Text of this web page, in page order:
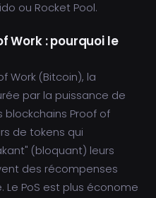
ou Rocket Pool.
Work : pourquoi le
Work (Bitcoin), la
par la puissance de
blockchains Proof of
de tokens qui
(bloquant) leurs
des récompenses
Le PoS est plus économe